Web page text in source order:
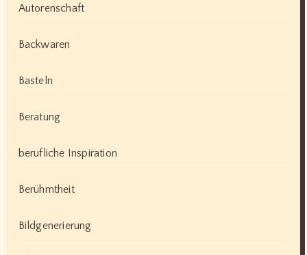
Autorenschaft
Backwaren
Basteln
Beratung
berufliche Inspiration
Berühmtheit
Bildgenerierung